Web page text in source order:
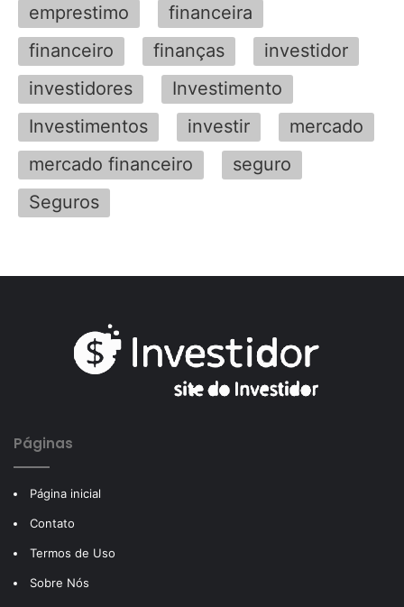
emprestimo
financeira
financeiro
finanças
investidor
investidores
Investimento
Investimentos
investir
mercado
mercado financeiro
seguro
Seguros
Páginas
Página inicial
Contato
Termos de Uso
Sobre Nós